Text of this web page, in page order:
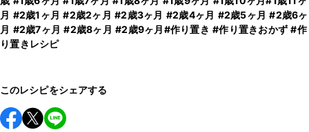
月 #2歳1ヶ月 #2歳2ヶ月 #2歳3ヶ月 #2歳4ヶ月 #2歳5ヶ月 #2歳6ヶ
月 #2歳7ヶ月 #2歳8ヶ月 #2歳9ヶ月#作り置き #作り置きおかず #作
り置きレシピ
このレシピをシェアする